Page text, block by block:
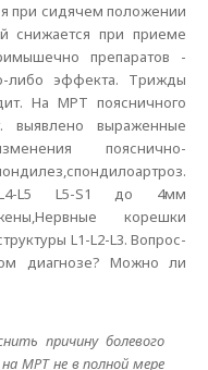
при сидячем положении
снижается при приеме
препаратов -
либо эффекта. Трижды
На МРТ поясничного
выявлено выраженные
пояснично-
L4-L5 L5-S1 до 4мм
корешки
L1-L2-L3. Вопрос-
диагнозе? Можно ли
причину болевого
МРТ не в полной мере